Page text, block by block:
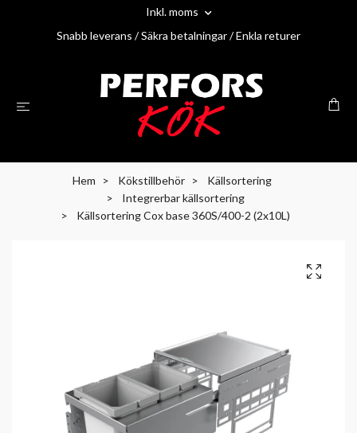
Inkl. moms
Snabb leverans / Säkra betalningar / Enkla returer
Hem Kökstillbehör
Källsortering
Integrerbar källsortering
Källsortering Cox base 360S/400-2 (2x10L)